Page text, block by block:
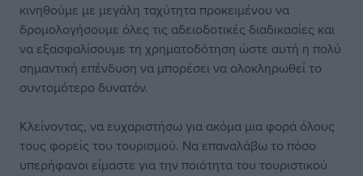
κινηθούμε με μεγάλη ταχύτητα προκειμένου να
δρομολογήσουμε όλες τις αδειοδοτικές διαδικασίες και
να εξασφαλίσουμε τη χρηματοδότηση ώστε αυτή η πολύ
σημαντική επένδυση να μπορέσει να ολοκληρωθεί το
συντομότερο δυνατόν.
Κλείνοντας, να ευχαριστήσω για ακόμα μια φορά όλους
τους φορείς του τουρισμού. Να επαναλάβω το πόσο
υπερήφανοι είμαστε για την ποιότητα του τουριστικού